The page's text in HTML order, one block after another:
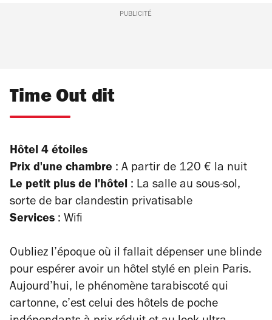
PUBLICITÉ
Time Out dit
Hôtel 4 étoiles
Prix d'une chambre : A partir de 120 € la nuit
Le petit plus de l'hôtel : La salle au sous-sol,
sorte de bar clandestin privatisable
Services : Wifi
Oubliez l’époque où il fallait dépenser une blinde
pour espérer avoir un hôtel stylé en plein Paris.
Aujourd’hui, le phénomène tarabiscoté qui
cartonne, c’est celui des hôtels de poche